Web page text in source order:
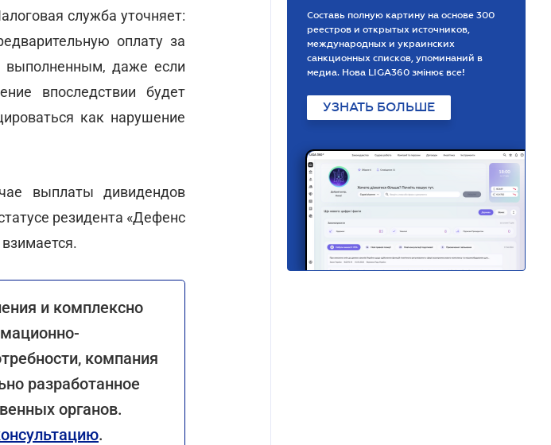
служба уточняет:
оплату за
выполненным, даже если
впоследствии будет
как нарушение
выплаты дивидендов
резидента «Дефенс
и комплексно
компания
разработанное
органов.
.
Составь полную картину на основе 300
реестров и открытых источников,
международных и украинских
санкционных списков, упоминаний в
медиа. Нова LIGA360 змінює все!
УЗНАТЬ БОЛЬШЕ